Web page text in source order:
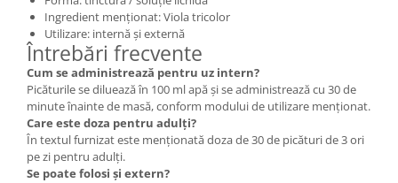
Ingredient menționat: Viola tricolor
Utilizare: internă și externă
Întrebări frecvente
Cum se administrează pentru uz intern?
Picăturile se diluează în 100 ml apă și se administrează cu 30 de
minute înainte de masă, conform modului de utilizare menționat.
Care este doza pentru adulți?
În textul furnizat este menționată doza de 30 de picături de 3 ori
pe zi pentru adulți.
Se poate folosi și extern?